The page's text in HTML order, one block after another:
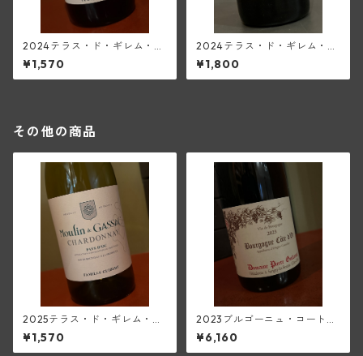
2024テラス・ド・ギレム・メ
ルロー<ペイ・ドック>(ムーラ
ン・ド・ガサック)
¥1,570
2024テラス・ド・ギレム・ピ
ノ・ノワール<ペイ・ドック>
(ムーラン・ド・ガサック)
¥1,800
その他の商品
2025テラス・ド・ギレム・シ
ャルドネ<ペイ・ドック>(ムー
ラン・ド・ガサック)
¥1,570
2023ブルゴーニュ・コート・
ドール・ピノ・ノワール(ピエ
ール・ギユモ)
¥6,160